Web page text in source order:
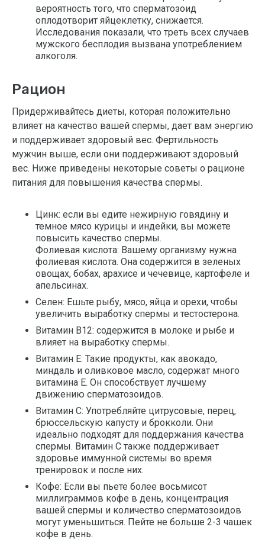
вероятность того, что сперматозоид
оплодотворит яйцеклетку, снижается.
Исследования показали, что треть всех случаев
мужского бесплодия вызвана употреблением
алкоголя.
Рацион
Придерживайтесь диеты, которая положительно
влияет на качество вашей спермы, дает вам энергию
и поддерживает здоровый вес. Фертильность
мужчин выше, если они поддерживают здоровый
вес. Ниже приведены некоторые советы о рационе
питания для повышения качества спермы.
Цинк: если вы едите нежирную говядину и
темное мясо курицы и индейки, вы можете
повысить качество спермы.
Фолиевая кислота: Вашему организму нужна
фолиевая кислота. Она содержится в зеленых
овощах, бобах, арахисе и чечевице, картофеле и
апельсинах.
Селен: Ешьте рыбу, мясо, яйца и орехи, чтобы
увеличить выработку спермы и тестостерона.
Витамин В12: содержится в молоке и рыбе и
влияет на выработку спермы.
Витамин Е: Такие продукты, как авокадо,
миндаль и оливковое масло, содержат много
витамина Е. Он способствует лучшему
движению сперматозоидов.
Витамин С: Употребляйте цитрусовые, перец,
брюссельскую капусту и брокколи. Они
идеально подходят для поддержания качества
спермы. Витамин С также поддерживает
здоровье иммунной системы во время
тренировок и после них.
Кофе: Если вы пьете более восьмисот
миллиграммов кофе в день, концентрация
вашей спермы и количество сперматозоидов
могут уменьшиться. Пейте не больше 2-3 чашек
кофе в день.